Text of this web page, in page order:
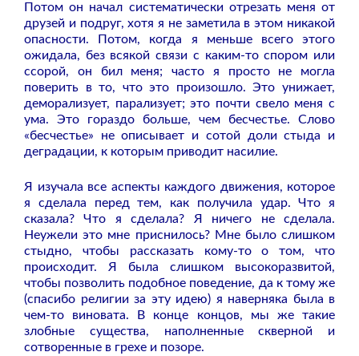
Потом он начал систематически отрезать меня от
друзей и подруг, хотя я не заметила в этом никакой
опасности. Потом, когда я меньше всего этого
ожидала, без всякой связи с каким-то спором или
ссорой, он бил меня; часто я просто не могла
поверить в то, что это произошло. Это унижает,
деморализует, парализует; это почти свело меня с
ума. Это гораздо больше, чем бесчестье. Слово
«бесчестье» не описывает и сотой доли стыда и
деградации, к которым приводит насилие.
Я изучала все аспекты каждого движения, которое
я сделала перед тем, как получила удар. Что я
сказала? Что я сделала? Я ничего не сделала.
Неужели это мне приснилось? Мне было слишком
стыдно, чтобы рассказать кому-то о том, что
происходит. Я была слишком высокоразвитой,
чтобы позволить подобное поведение, да к тому же
(спасибо религии за эту идею) я наверняка была в
чем-то виновата. В конце концов, мы же такие
злобные существа, наполненные скверной и
сотворенные в грехе и позоре.